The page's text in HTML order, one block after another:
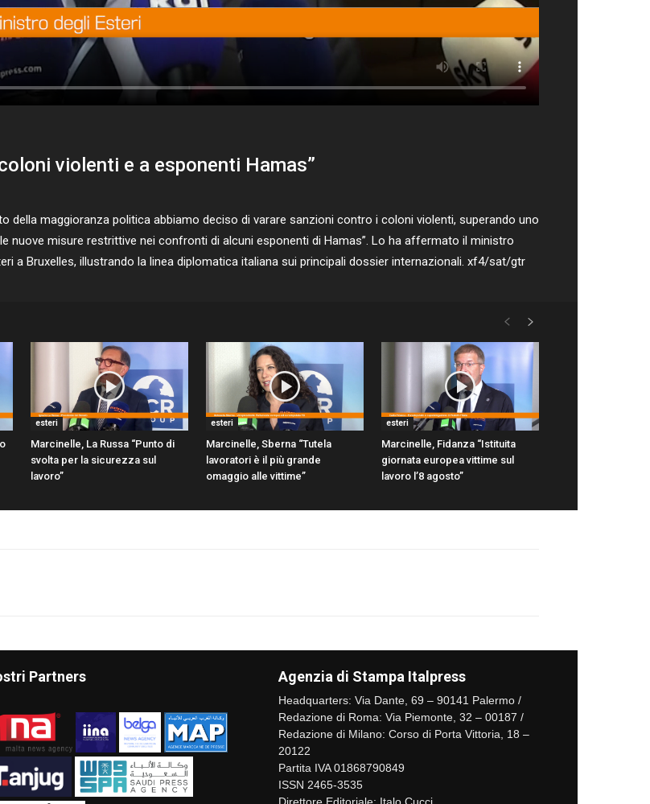
violenti e a esponenti Hamas”
della maggioranza politica abbiamo deciso di varare sanzioni contro i coloni violenti, superando uno
nuove misure restrittive nei confronti di alcuni esponenti di Hamas”. Lo ha affermato il ministro
a Bruxelles, illustrando la linea diplomatica italiana sui principali dossier internazionali. xf4/sat/gtr
esteri
Marcinelle, La Russa “Punto di
svolta per la sicurezza sul
lavoro”
esteri
Marcinelle, Sberna “Tutela
lavoratori è il più grande
omaggio alle vittime”
esteri
Marcinelle, Fidanza “Istituita
giornata europea vittime sul
lavoro l’8 agosto”
Partners Agenzia di Stampa Italpress
Headquarters: Via Dante, 69 – 90141 Palermo /
Redazione di Roma: Via Piemonte, 32 – 00187 /
Redazione di Milano: Corso di Porta Vittoria, 18 –
20122
Partita IVA 01868790849
ISSN 2465-3535